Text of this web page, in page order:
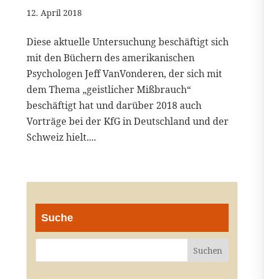
12. April 2018
Diese aktuelle Untersuchung beschäftigt sich
mit den Büchern des amerikanischen
Psychologen Jeff VanVonderen, der sich mit
dem Thema „geistlicher Mißbrauch“
beschäftigt hat und darüber 2018 auch
Vorträge bei der KfG in Deutschland und der
Schweiz hielt....
Suche